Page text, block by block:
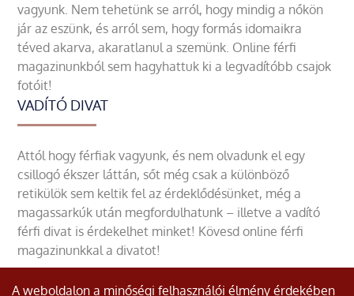
vagyunk. Nem tehetünk se arról, hogy mindig a nőkön
jár az eszünk, és arról sem, hogy formás idomaikra
téved akarva, akaratlanul a szemünk. Online férfi
magazinunkból sem hagyhattuk ki a legvadítóbb csajok
fotóit!
VADÍTÓ DIVAT
Attól hogy férfiak vagyunk, és nem olvadunk el egy
csillogó ékszer láttán, sőt még csak a különböző
retikülök sem keltik fel az érdeklődésünket, még a
magassarkúk után megfordulhatunk – illetve a vadító
férfi divat is érdekelhet minket! Kövesd online férfi
magazinunkkal a divatot!
A weboldalon a minőségi felhasználói élmény érdekében